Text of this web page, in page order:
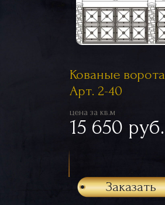
Кованые ворота
Арт. 2-40
цена за кв.м
15 650 руб.
Заказать